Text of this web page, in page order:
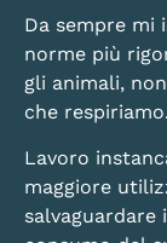
Da sempre mi
norme più
gli animali,
che respiriamo.
Lavoro
maggiore